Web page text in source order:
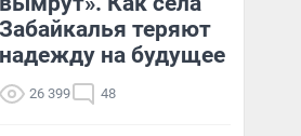
Забайкалья теряют
надежду на будущее
26 399 48